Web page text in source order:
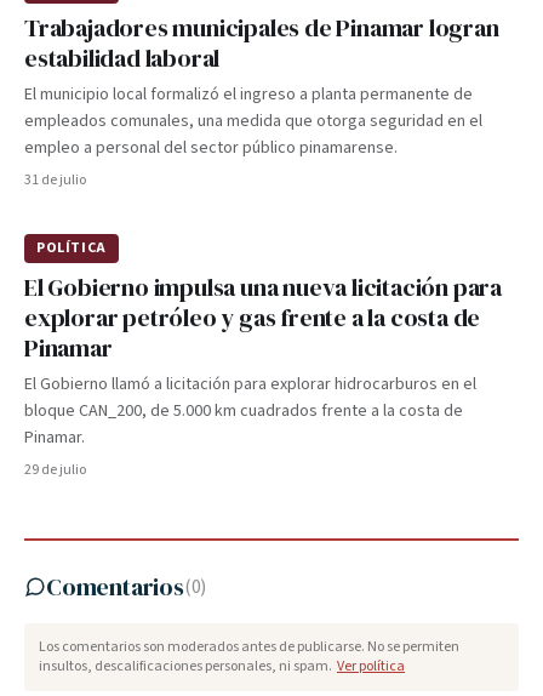
Trabajadores municipales de Pinamar logran
estabilidad laboral
El municipio local formalizó el ingreso a planta permanente de
empleados comunales, una medida que otorga seguridad en el
empleo a personal del sector público pinamarense.
31 de julio
POLÍTICA
El Gobierno impulsa una nueva licitación para
explorar petróleo y gas frente a la costa de
Pinamar
El Gobierno llamó a licitación para explorar hidrocarburos en el
bloque CAN_200, de 5.000 km cuadrados frente a la costa de
Pinamar.
29 de julio
Comentarios(0)
Los comentarios son moderados antes de publicarse. No se permiten
insultos, descalificaciones personales, ni spam. Ver política